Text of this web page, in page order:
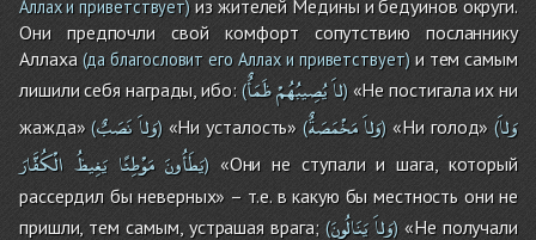
Аллах и приветствует) из жителей Медины и бедуинов округи.
Они предпочли свой комфорт сопутствию посланнику
Аллаха(да благословит его Аллах и приветствует)и тем самым
лишили себя награды, ибо: ( لاَيُصِيبُهُمْظَمَأٌ )«Не постигала их ни
жажда»( وَلاَنَصَبٌ )«Ни усталость»( وَلاَمَخْمَصَةٌ ) «Ни голод» (وَلاَ
يَطَأُونَ مَوْطِئًا يَغِيظُ الْكُفَّارَ )«Они не ступали и шага, который
рассердил бы неверных» – т.е. в какую бы местность они не
пришли, тем самым, устрашая врага;( وَلاَيَنَالُونَ )«Не получали